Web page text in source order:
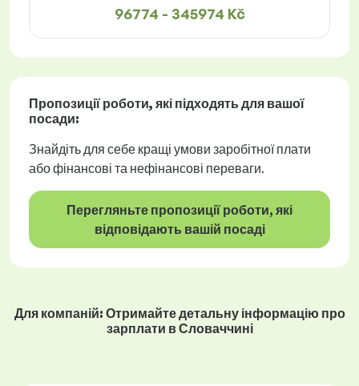
96774 - 345974 Kč
Пропозиції роботи, які підходять для вашої
посади:
Знайдіть для себе кращі умови заробітної плати
або фінансові та нефінансові переваги.
Перегляньте пропозиції роботи, які
відповідають вашій посаді
Для компаній: Отримайте детальну інформацію про
зарплати в Словаччині